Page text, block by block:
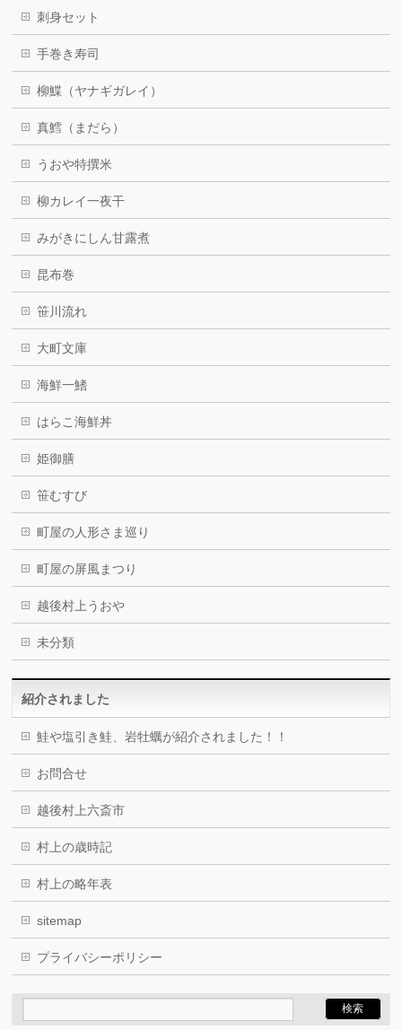
刺身セット
手巻き寿司
柳鰈（ヤナギガレイ）
真鱈（まだら）
うおや特撰米
柳カレイ一夜干
みがきにしん甘露煮
昆布巻
笹川流れ
大町文庫
海鮮一鰭
はらこ海鮮丼
姫御膳
笹むすび
町屋の人形さま巡り
町屋の屏風まつり
越後村上うおや
未分類
紹介されました
鮭や塩引き鮭、岩牡蠣が紹介されました！！
お問合せ
越後村上六斎市
村上の歳時記
村上の略年表
sitemap
プライバシーポリシー